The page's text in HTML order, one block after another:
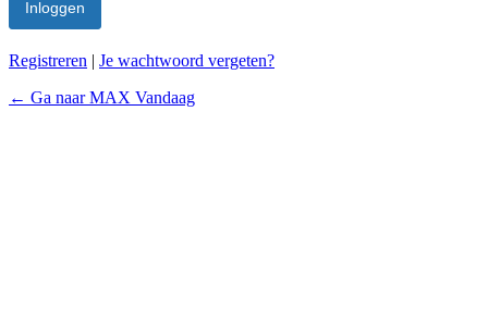
Registreren | Je wachtwoord vergeten?
← Ga naar MAX Vandaag